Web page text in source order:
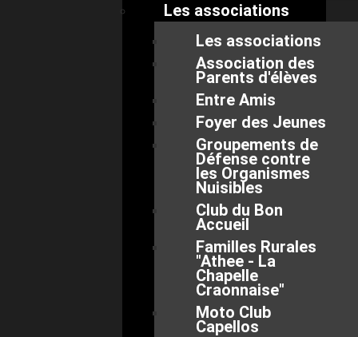
Les associations
Les associations
Association des
Parents d'élèves
Entre Amis
Foyer des Jeunes
Groupements de
Défense contre
les Organismes
Nuisibles
Club du Bon
Accueil
Familles Rurales
"Athee - La
Chapelle
Craonnaise"
Moto Club
Capellos